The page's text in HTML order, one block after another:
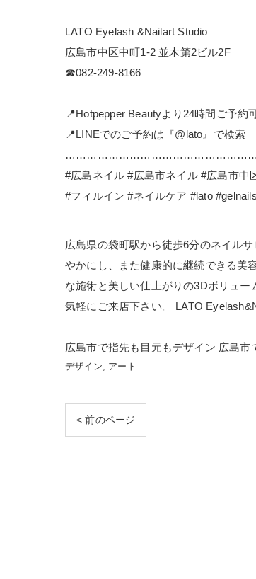
LATO Eyelash &Nailart Studio
広島市中区中町1-2 並木第2ビル2F
☎︎082-249-8166
📍Hotpepper Beautyより24時間ご予約
📍LINEでのご予約は『@lato』で検索
#広島ネイル #広島市ネイル #広島市
#フィルイン #ネイルケア #lato
広島県の袋町駅から徒歩6分のネイル
やかにし、また健康的に継続できる美
な施術と美しい仕上がりの3Dボリュ
気軽にご来店下さい。 LATO
広島市で指先も目元もデザイン 広島市
デザイン アート
< 前のページ